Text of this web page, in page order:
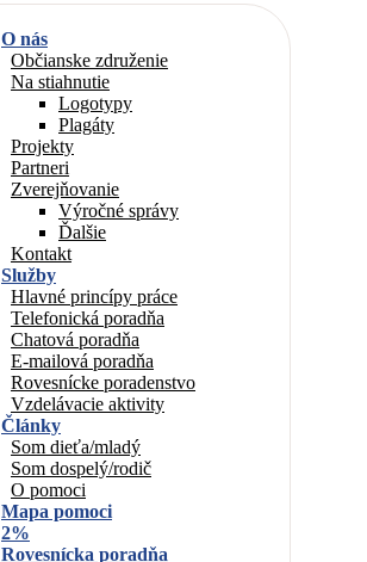
O nás
Občianske združenie
Na stiahnutie
Logotypy
Plagáty
Projekty
Partneri
Zverejňovanie
Výročné správy
Ďalšie
Kontakt
Služby
Hlavné princípy práce
Telefonická poradňa
Chatová poradňa
E-mailová poradňa
Rovesnícke poradenstvo
Vzdelávacie aktivity
Články
Som dieťa/mladý
Som dospelý/rodič
O pomoci
Mapa pomoci
2%
Rovesnícka poradňa